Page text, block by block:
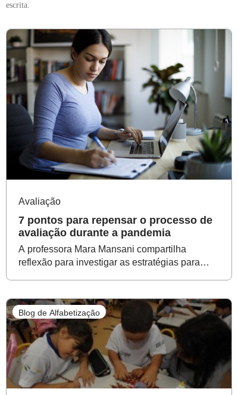
escrita.
Avaliação
7 pontos para repensar o processo de
avaliação durante a pandemia
A professora Mara Mansani compartilha
reflexão para investigar as estratégias para
Blog de Alfabetização